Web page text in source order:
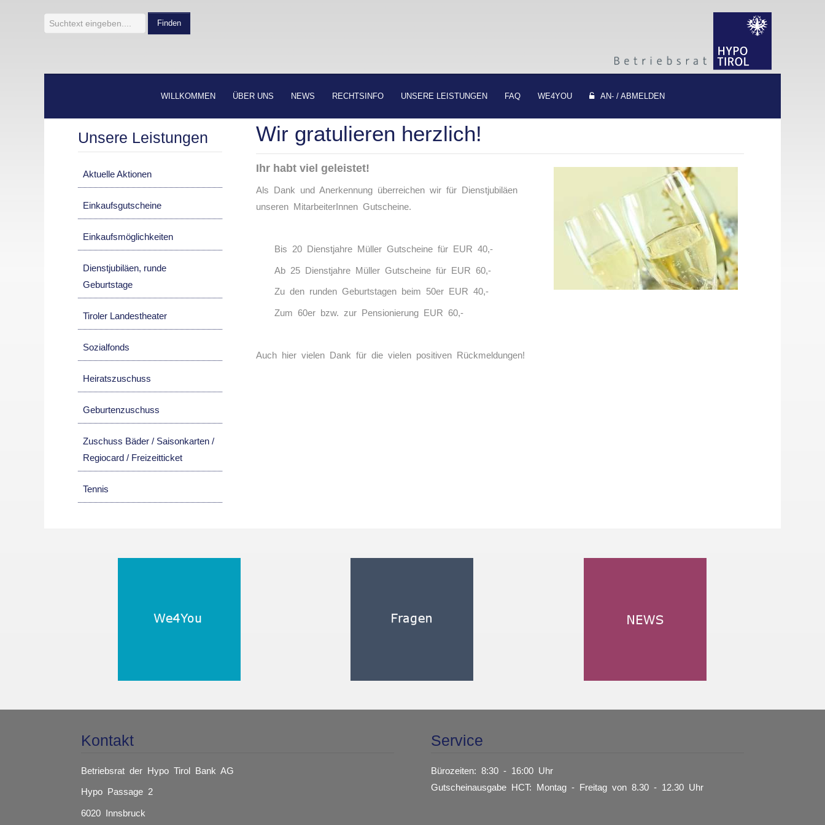
WILLKOMMEN ÜBER UNS NEWS RECHTSINFO UNSERE LEISTUNGEN FAQ WE4YOU AN- / ABMELDEN
Finden
Unsere Leistungen
Aktuelle Aktionen
Einkaufsgutscheine
Einkaufsmöglichkeiten
Dienstjubiläen, runde
Geburtstage
Tiroler Landestheater
Sozialfonds
Heiratszuschuss
Geburtenzuschuss
Zuschuss Bäder / Saisonkarten /
Regiocard / Freizeitticket
Tennis
Wir gratulieren herzlich!
Ihr habt viel geleistet!
Als Dank und Anerkennung überreichen wir für Dienstjubiläen
unseren MitarbeiterInnen Gutscheine.
Bis 20 Dienstjahre Müller Gutscheine für EUR 40,-
Ab 25 Dienstjahre Müller Gutscheine für EUR 60,-
Zu den runden Geburtstagen beim 50er EUR 40,-
Zum 60er bzw. zur Pensionierung EUR 60,-
Auch hier vielen Dank für die vielen positiven Rückmeldungen!
Kontakt
Betriebsrat der Hypo Tirol Bank AG
Hypo Passage 2
6020 Innsbruck
Service
Bürozeiten: 8:30 - 16:00 Uhr
Gutscheinausgabe HCT: Montag - Freitag von 8.30 - 12.30 Uhr